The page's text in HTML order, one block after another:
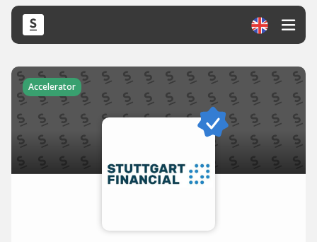
Accelerator